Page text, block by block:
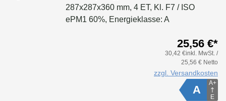
287x287x360 mm, 4 ET, Kl. F7 / ISO
ePM1 60%, Energieklasse: A
25,56 €*
30,42 €inkl. MwSt. /
25,56 € Netto
zzgl. Versandkosten
A
A+
E